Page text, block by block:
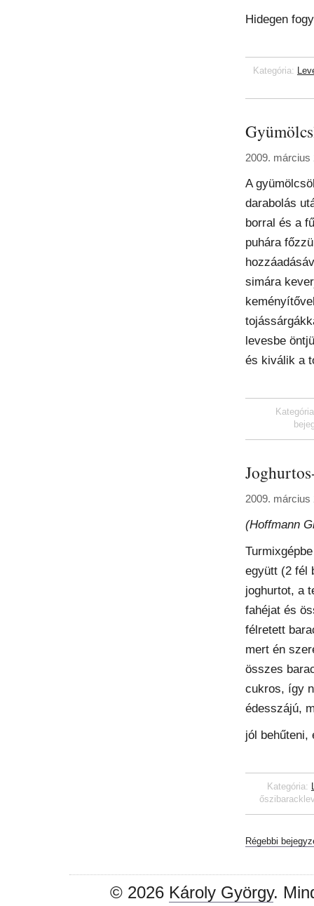
Hidegen
Kategória:
2009. március
A
darabolás
borral és a
puhára
simára
levesbe
és kiválik a
2009. március
(Hoffmann
együtt (2 fél
joghurtot, a
fahéjat és
félretett
mert én
összes
cukros, így
édesszájú,
jól
Kategória:
Régebbi
© 2026 Károly György.